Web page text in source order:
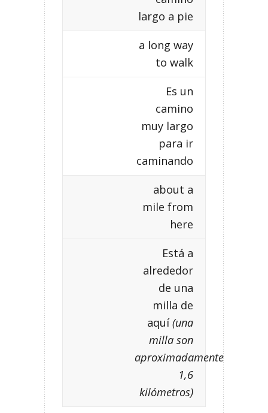
largo a pie
a long way
to walk
Es un
camino
muy largo
para ir
caminando
about a
mile from
here
Está a
alrededor
de una
milla de
aquí(una
milla son
aproximadamente
1,6
kilómetros)